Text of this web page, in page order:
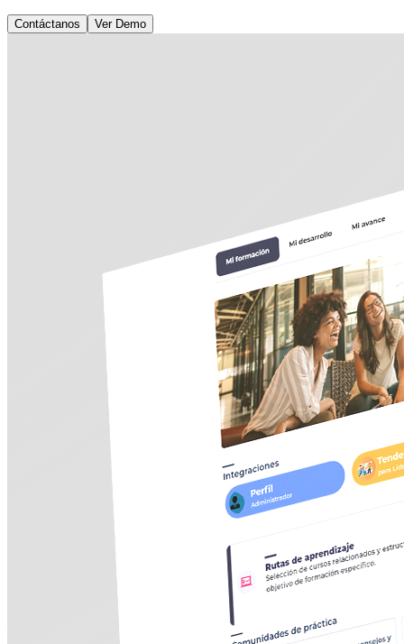
Contáctanos Ver Demo